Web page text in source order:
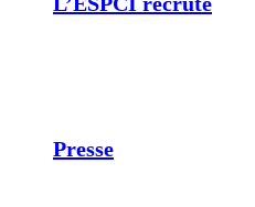
Presse